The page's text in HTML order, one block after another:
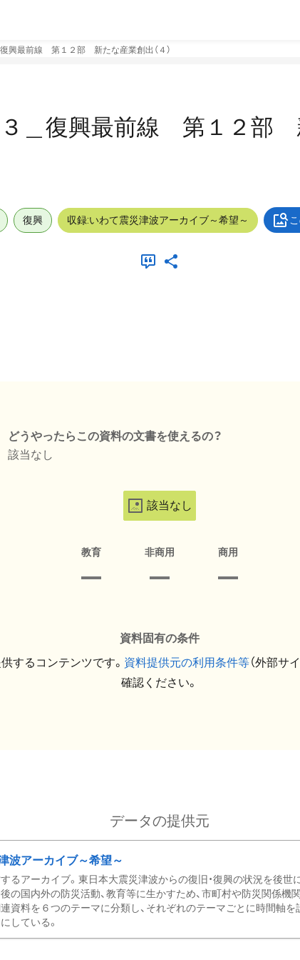
興最前線 第１２部 新たな産業創出（４）
３＿復興最前線 第１２部
復興 収録:いわて震災津波アーカイブ～希望～
どうやったらこの資料の文書を使えるの？
該当なし
該当なし
教育 非商用 商用
資料固有の条件
するコンテンツです。 資料提供元の利用条件等（外部サ
確認ください。
データの提供元
波アーカイブ～希望～
るアーカイブ。東日本大震災津波からの復旧・復興の状況を後世
の国内外の防災活動、教育等に生かすため、市町村や防災関係機
資料を６つのテーマに分類し、それぞれのテーマごとに時間軸
している。